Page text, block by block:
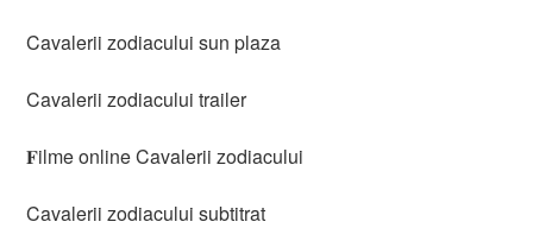
Cavalerii zodiacului sun plaza
Cavalerii zodiacului trailer
𝐅ilme online Cavalerii zodiacului
Cavalerii zodiacului subtitrat